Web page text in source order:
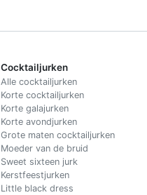
Cocktailjurken
Alle cocktailjurken
Korte cocktailjurken
Korte galajurken
Korte avondjurken
Grote maten cocktailjurken
Moeder van de bruid
Sweet sixteen jurk
Kerstfeestjurken
Little black dress